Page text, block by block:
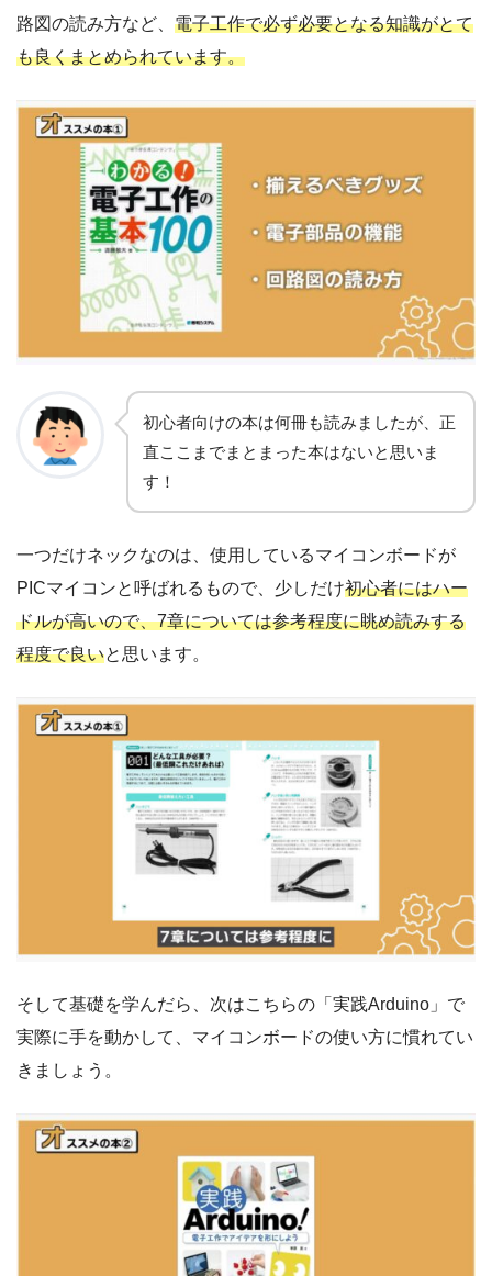
路図の読み方など、 電子工作で必ず必要となる知識がとて
も良くまとめられています。
初心者向けの本は何冊も読みましたが、正
直ここまでまとまった本はないと思いま
す ！
一つだけネックなのは、使用しているマイコンボードが
PICマイコンと呼ばれるもので、少しだけ初心者にはハー
ドルが高いので、7章については参考程度に眺め読みする
程度で良いと思います。
そして基礎を学んだら、次はこちらの「実践Arduino」で
実際に手を動かして、マイコンボードの使い方に慣れてい
きましょう。